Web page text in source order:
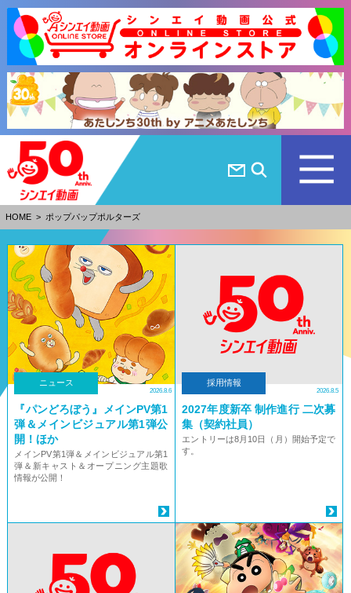
HOME > ポップパップポルターズ
ニュース
2026.8.6
『パンどろぼう』メインPV第1
弾＆メインビジュアル第1弾公
開！ほか
メインPV第1弾＆メインビジュアル第1
弾＆新キャスト＆オープニング主題歌
情報が公開！
採用情報
2026.8.5
2027年度新卒 制作進行 二次募
集（契約社員）
エントリーは8月10日（月）開始予定で
す。